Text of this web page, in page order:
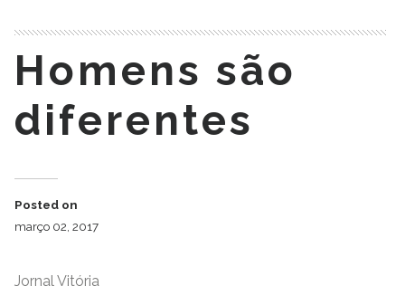
Homens são
diferentes
Posted on
março 02, 2017
Jornal Vitória